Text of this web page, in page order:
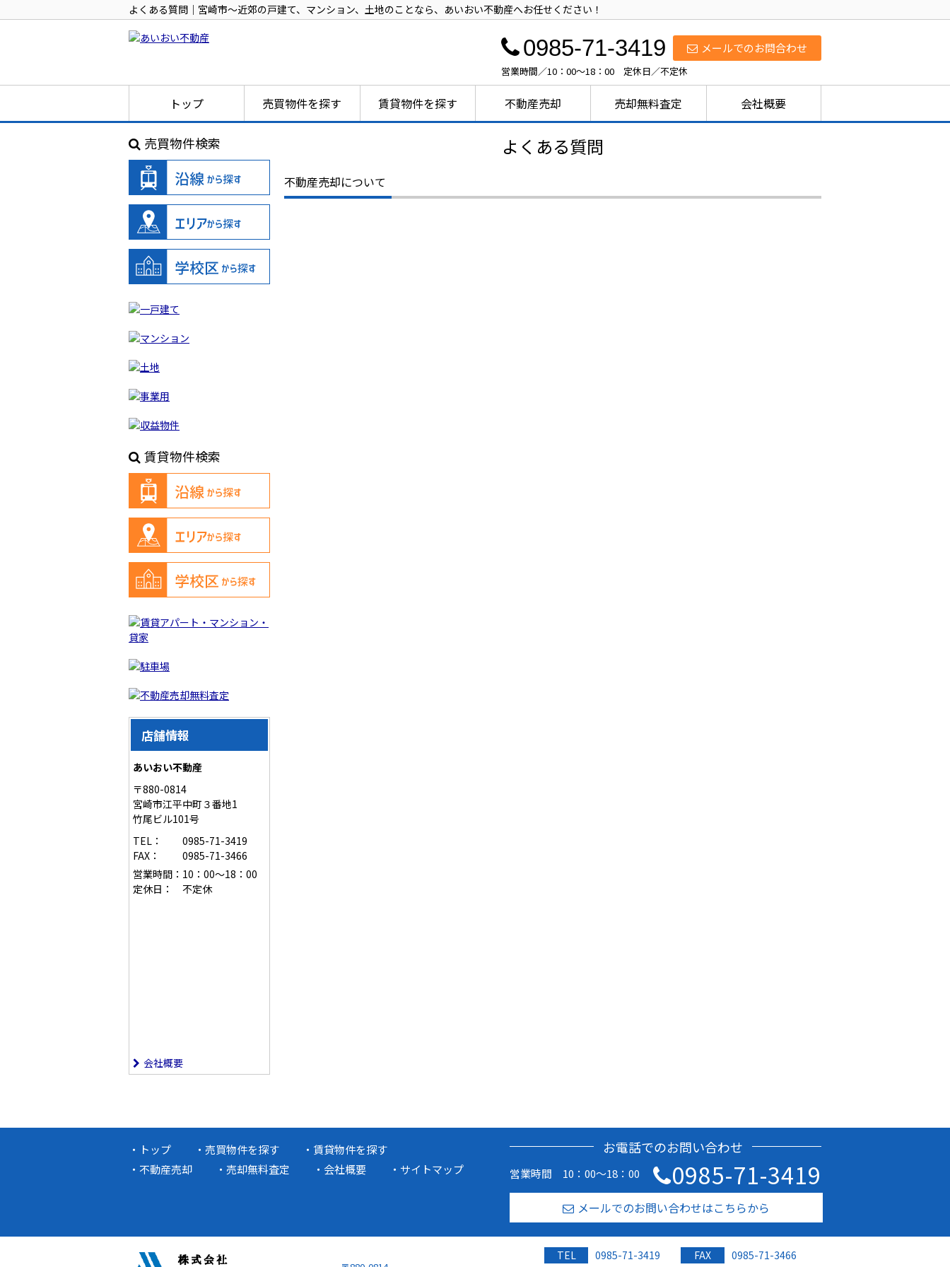
よくある質問｜宮崎市～近郊の戸建て、マンション、土地のことなら、あいおい不動産へお任せください！
メールでのお問合わせ
0985-71-3419
営業時間／10：00～18：00 定休日／不定休
トップ 売買物件を探す 賃貸物件を探す 不動産売却 売却無料査定 会社概要
売買物件検索
賃貸物件検索
店舗情報
あいおい不動産
〒880-0814
宮崎市江平中町３番地1
竹尾ビル101号
TEL：
0985-71-3419
FAX：
0985-71-3466
営業時間： 10：00～18：00
定休日：
不定休
会社概要
よくある質問
不動産売却について
トップ 売買物件を探す
賃貸物件を探す
不動産売却
売却無料査定 会社概要 サイトマップ
お電話でのお問い合わせ
営業時間 10：00～18：00 0985-71-3419
メールでのお問い合わせはこちらから
TEL 0985-71-3419 FAX 0985-71-3466